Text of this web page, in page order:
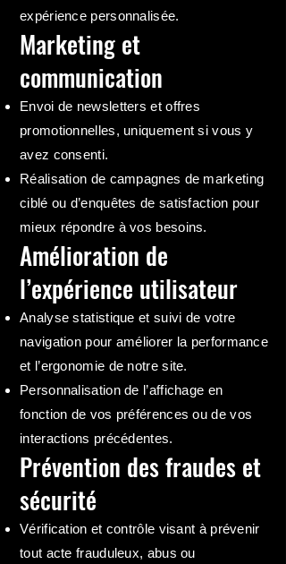
expérience personnalisée.
Marketing et
communication
Envoi de newsletters et offres
promotionnelles, uniquement si vous y
avez consenti.
Réalisation de campagnes de marketing
ciblé ou d’enquêtes de satisfaction pour
mieux répondre à vos besoins.
Amélioration de
l’expérience utilisateur
Analyse statistique et suivi de votre
navigation pour améliorer la performance
et l’ergonomie de notre site.
Personnalisation de l’affichage en
fonction de vos préférences ou de vos
interactions précédentes.
Prévention des fraudes et
sécurité
Vérification et contrôle visant à prévenir
tout acte frauduleux, abus ou